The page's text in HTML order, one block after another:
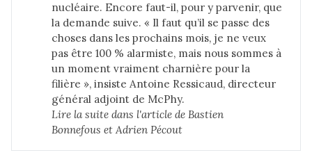
nucléaire. Encore faut-il, pour y parvenir, que
la demande suive. « Il faut qu’il se passe des
choses dans les prochains mois, je ne veux
pas être 100 % alarmiste, mais nous sommes à
un moment vraiment charnière pour la
filière », insiste Antoine Ressicaud, directeur
général adjoint de McPhy.
Lire la suite dans l'article de Bastien
Bonnefous et Adrien Pécout